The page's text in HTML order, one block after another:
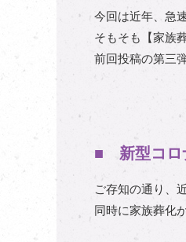
今回は近年、急
そもそも【家族
前回投稿の第三
■ 新型コロ
ご存知の通り、
同時に家族葬化